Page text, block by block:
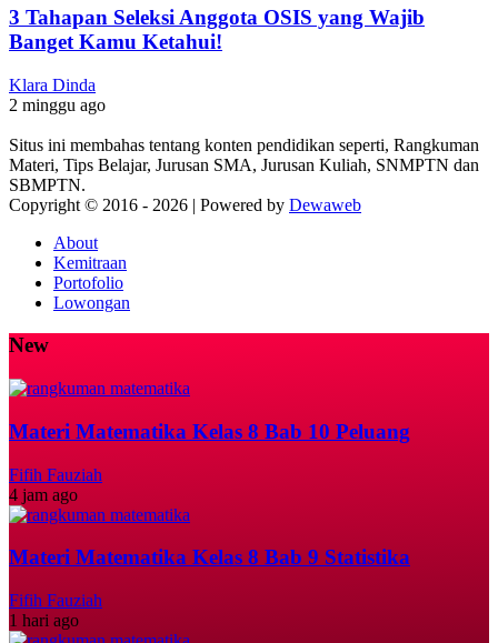
3 Tahapan Seleksi Anggota OSIS yang Wajib
Banget Kamu Ketahui!
Klara Dinda
2 minggu ago
Situs ini membahas tentang konten pendidikan seperti, Rangkuman
Materi, Tips Belajar, Jurusan SMA, Jurusan Kuliah, SNMPTN dan
SBMPTN.
Copyright © 2016 - 2026 | Powered by Dewaweb
About
Kemitraan
Portofolio
Lowongan
New
Materi Matematika Kelas 8 Bab 10 Peluang
Fifih Fauziah
4 jam ago
Materi Matematika Kelas 8 Bab 9 Statistika
Fifih Fauziah
1 hari ago